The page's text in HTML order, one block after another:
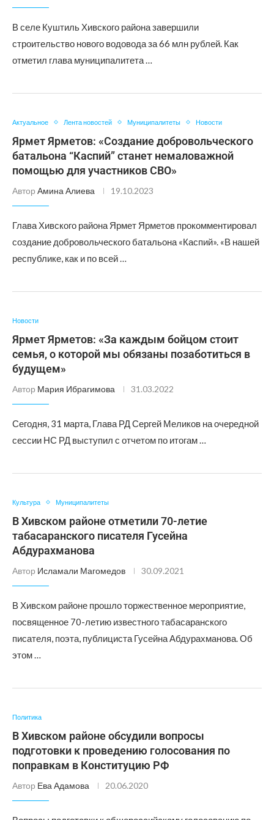
В селе Куштиль Хивского района завершили
строительство нового водовода за 66 млн рублей. Как
отметил глава муниципалитета …
Актуальное Лента новостей Муниципалитеты Новости
Ярмет Ярметов: «Создание добровольческого
батальона “Каспий” станет немаловажной
помощью для участников СВО»
Автор Амина Алиева 19.10.2023
Глава Хивского района Ярмет Ярметов прокомментировал
создание добровольческого батальона «Каспий». «В нашей
республике, как и по всей …
Новости
Ярмет Ярметов: «За каждым бойцом стоит
семья, о которой мы обязаны позаботиться в
будущем»
Автор Мария Ибрагимова 31.03.2022
Сегодня, 31 марта, Глава РД Сергей Меликов на очередной
сессии НС РД выступил с отчетом по итогам …
Культура Муниципалитеты
В Хивском районе отметили 70-летие
табасаранского писателя Гусейна
Абдурахманова
Автор Исламали Магомедов 30.09.2021
В Хивском районе прошло торжественное мероприятие,
посвященное 70-летию известного табасаранского
писателя, поэта, публициста Гусейна Абдурахманова. Об
этом …
Политика
В Хивском районе обсудили вопросы
подготовки к проведению голосования по
поправкам в Конституцию РФ
Автор Ева Адамова 20.06.2020